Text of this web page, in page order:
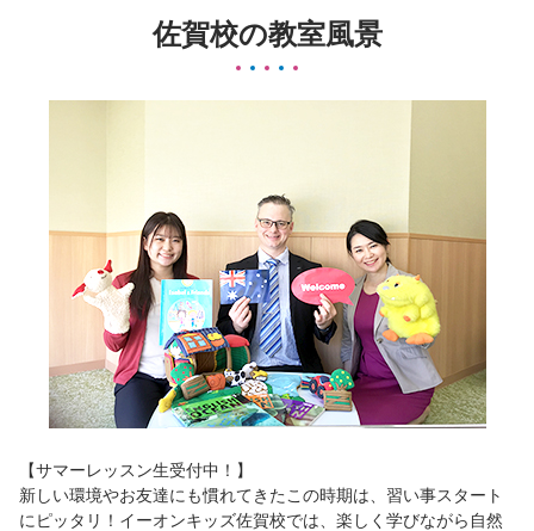
佐賀校の教室風景
【サマーレッスン生受付中！】
新しい環境やお友達にも慣れてきたこの時期は、習い事スタート
にピッタリ！イーオンキッズ佐賀校では、楽しく学びながら自然